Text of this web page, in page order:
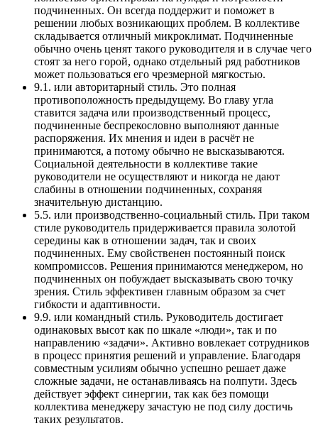
подчиненных. Он всегда поддержит и поможет в
решении любых возникающих проблем. В коллективе
складывается отличный микроклимат. Подчиненные
обычно очень ценят такого руководителя и в случае чего
стоят за него горой, однако отдельный ряд работников
может пользоваться его чрезмерной мягкостью.
9.1. или авторитарный стиль. Это полная
противоположность предыдущему. Во главу угла
ставится задача или производственный процесс,
подчиненные беспрекословно выполняют данные
распоряжения. Их мнения и идеи в расчёт не
принимаются, а потому обычно не высказываются.
Социальной деятельности в коллективе такие
руководители не осуществляют и никогда не дают
слабины в отношении подчиненных, сохраняя
значительную дистанцию.
5.5. или производственно-социальный стиль. При таком
стиле руководитель придерживается правила золотой
середины как в отношении задач, так и своих
подчиненных. Ему свойственен постоянный поиск
компромиссов. Решения принимаются менеджером, но
подчиненных он побуждает высказывать свою точку
зрения. Стиль эффективен главным образом за счет
гибкости и адаптивности.
9.9. или командный стиль. Руководитель достигает
одинаковых высот как по шкале «люди», так и по
направлению «задачи». Активно вовлекает сотрудников
в процесс принятия решений и управление. Благодаря
совместным усилиям обычно успешно решает даже
сложные задачи, не останавливаясь на полпути. Здесь
действует эффект синергии, так как без помощи
коллектива менеджеру зачастую не под силу достичь
таких результатов.